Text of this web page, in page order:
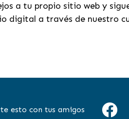
a tu propio sitio web y
digital a través de nuestro
esto con tus amigos